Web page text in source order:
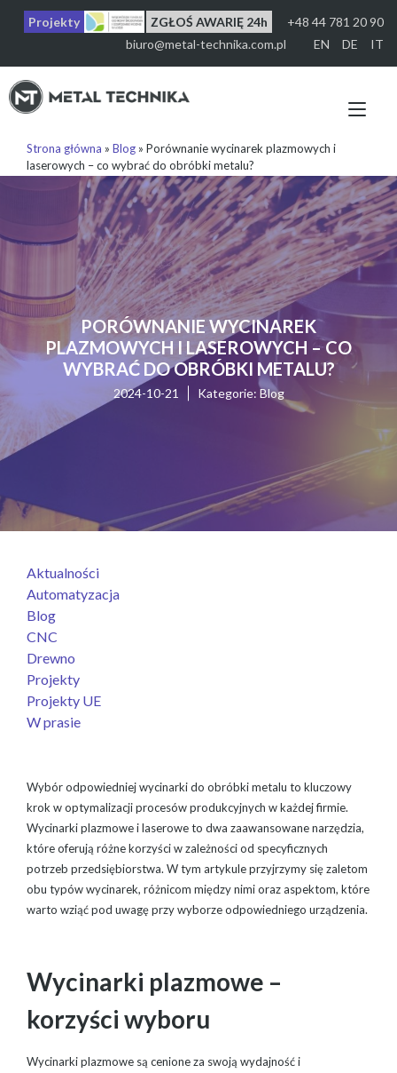
Projekty ZGŁOŚ AWARIĘ 24h
+48 44 781 20 90
biuro@metal-technika.com.pl
EN DE IT
Strona główna » Blog » Porównanie wycinarek plazmowych i
laserowych – co wybrać do obróbki metalu?
PORÓWNANIE WYCINAREK
PLAZMOWYCH I LASEROWYCH – CO
WYBRAĆ DO OBRÓBKI METALU?
2024-10-21 Kategorie: Blog
Wybór odpowiedniej wycinarki do obróbki metalu to kluczowy
krok w optymalizacji procesów produkcyjnych w każdej firmie.
Wycinarki plazmowe i laserowe to dwa zaawansowane narzędzia,
które oferują różne korzyści w zależności od specyficznych
potrzeb przedsiębiorstwa. W tym artykule przyjrzymy się zaletom
obu typów wycinarek, różnicom między nimi oraz aspektom, które
warto wziąć pod uwagę przy wyborze odpowiedniego urządzenia.
Wycinarki plazmowe –
korzyści wyboru
Wycinarki plazmowe są cenione za swoją wydajność i
Aktualności
Automatyzacja
Blog
CNC
Drewno
Projekty
Projekty UE
W prasie